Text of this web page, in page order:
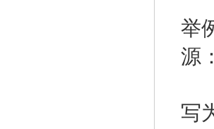
举
源
写